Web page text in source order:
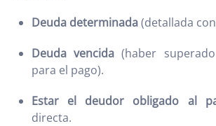
Deuda determinada(detallada
Deuda vencida (haber
para el pago).
Estar el deudor obligado al
directa.